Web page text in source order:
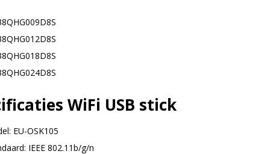
WiFi USB stick
EU-OSK105
IEEE 802.11b/g/n